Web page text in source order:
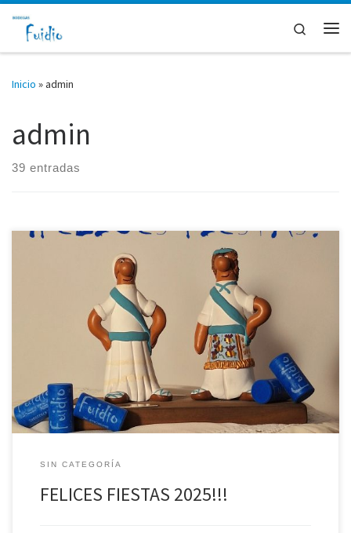
Saltar al contenido
Search
Inicio »admin
admin
39 entradas
SIN CATEGORÍA
FELICES FIESTAS 2025!!!